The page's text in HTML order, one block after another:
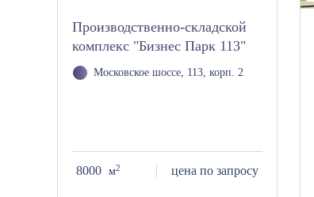
Производственно-складской
комплекс "Бизнес Парк 113"
Московское шоссе, 113, корп. 2
цена по запросу
8000 м2